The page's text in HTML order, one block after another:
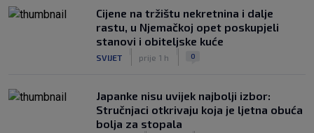
Cijene na tržištu nekretnina i dalje
rastu, u Njemačkoj opet poskupjeli
stanovi i obiteljske kuće
SVIJET prije 1 h 0
Japanke nisu uvijek najbolji izbor:
Stručnjaci otkrivaju koja je ljetna obuća
bolja za stopala